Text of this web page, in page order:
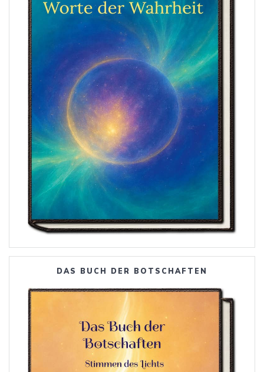
DAS BUCH DER BOTSCHAFTEN